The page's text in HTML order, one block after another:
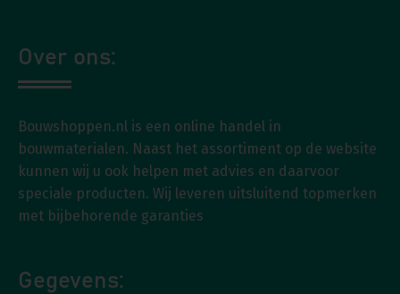
Over ons:
Bouwshoppen.nl is een online handel in
bouwmaterialen. Naast het assortiment op de website
kunnen wij u ook helpen met advies en daarvoor
speciale producten. Wij leveren uitsluitend topmerken
met bijbehorende garanties
Gegevens: